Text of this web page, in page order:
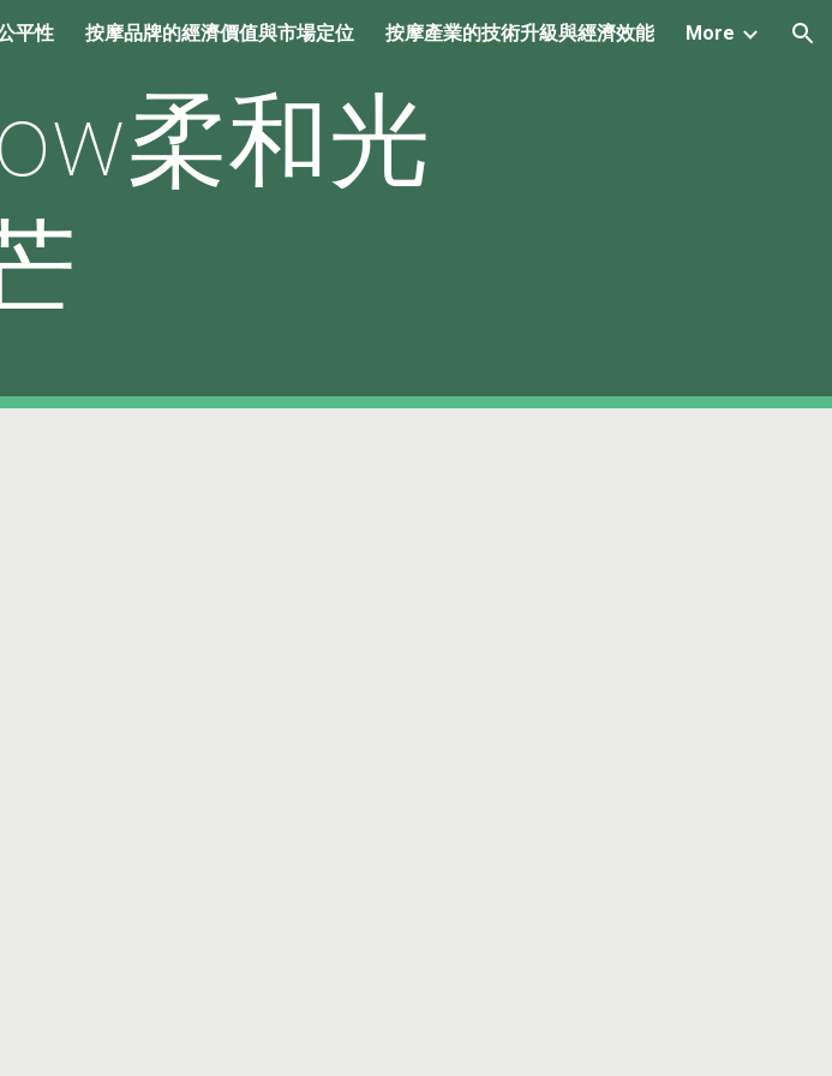
Skip to navigation
平性 按摩品牌的經濟價值與市場定位 按摩產業的技術升級與經濟效能 More
柔和光